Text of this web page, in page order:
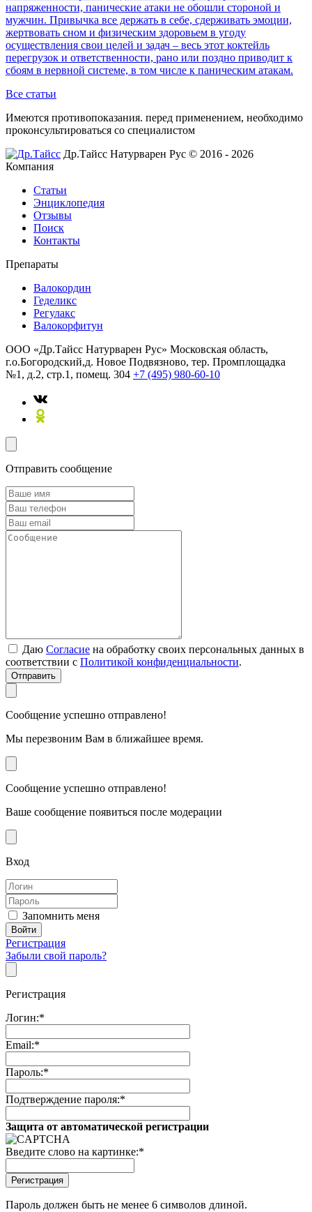
напряженности, панические атаки не обошли стороной и
мужчин. Привычка все держать в себе, сдерживать эмоции,
жертвовать сном и физическим здоровьем в угоду
осуществления свои целей и задач – весь этот коктейль
перегрузок и ответственности, рано или поздно приводит к
сбоям в нервной системе, в том числе к паническим атакам.
Все статьи
Имеются противопоказания. перед применением, необходимо
проконсультироваться со специалистом
Др.Тайсс Натурварен Рус © 2016 - 2026
Компания
Статьи
Энциклопедия
Отзывы
Поиск
Контакты
Препараты
Валокордин
Геделикс
Регулакс
Валокорфитун
ООО «Др.Тайсс Натурварен Рус» Московская область,
г.о.Богородский,д. Новое Подвязново, тер. Промплощадка
№1, д.2, стр.1, помещ. 304 +7 (495) 980-60-10
Отправить сообщение
Даю Согласие на обработку своих персональных данных в
соответствии с Политикой конфиденциальности.
Отправить
Сообщение успешно отправлено!
Мы перезвоним Вам в ближайшее время.
Сообщение успешно отправлено!
Ваше сообщение появиться после модерации
Вход
Запомнить меня
Регистрация
Забыли свой пароль?
Регистрация
Логин:*
Email:*
Пароль:*
Подтверждение пароля:*
Защита от автоматической регистрации
Введите слово на картинке:*
Пароль должен быть не менее 6 символов длиной.